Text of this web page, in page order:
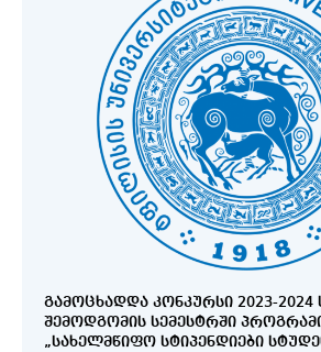
ᲒᲐᲛᲝᲪᲮᲐᲓᲓᲐ ᲙᲝᲜᲙᲣᲠᲡᲘ 2023-
ᲨᲔᲛᲝᲓᲒᲝᲛᲘᲡ ᲡᲔᲛᲔᲡᲢᲠᲨᲘ
„ᲡᲐᲮᲔᲚᲛᲬᲘᲤᲝ ᲡᲢᲘᲞᲔᲜᲓᲘᲔᲑᲘ